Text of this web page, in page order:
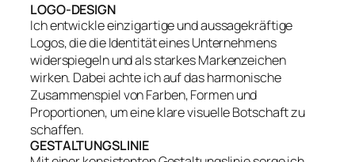
LOGO-DESIGN
Ich entwickle einzigartige und aussagekräftige
Logos, die die Identität eines Unternehmens
widerspiegeln und als starkes Markenzeichen
wirken. Dabei achte ich auf das harmonische
Zusammenspiel von Farben, Formen und
Proportionen, um eine klare visuelle Botschaft zu
schaffen.
GESTALTUNGSLINIE